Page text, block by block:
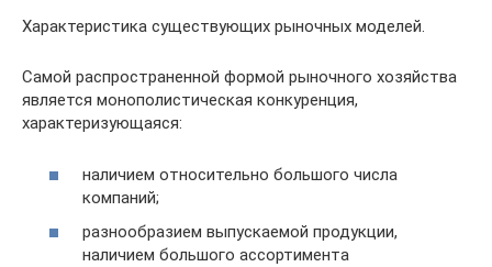
Характеристика существующих рыночных моделей.
Самой распространенной формой рыночного хозяйства
является монополистическая конкуренция,
характеризующаяся:
наличием относительно большого числа
компаний;
разнообразием выпускаемой продукции,
наличием большого ассортимента